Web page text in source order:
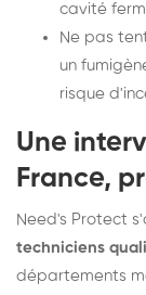
cavité
Ne pas
un
risque
Une
France,
Need's Protect
techniciens
départements